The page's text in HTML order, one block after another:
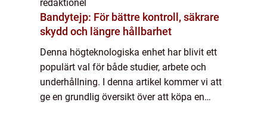
redaktionel
Bandytejp: För bättre kontroll, säkrare
skydd och längre hållbarhet
Denna högteknologiska enhet har blivit ett
populärt val för både studier, arbete och
underhållning. I denna artikel kommer vi att
ge en grundlig översikt över att köpa en